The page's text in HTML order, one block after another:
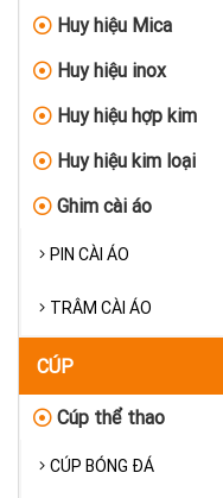
Huy hiệu Mica
Huy hiệu inox
Huy hiệu hợp kim
Huy hiệu kim loại
Ghim cài áo
PIN CÀI ÁO
TRÂM CÀI ÁO
CÚP
Cúp thể thao
CÚP BÓNG ĐÁ